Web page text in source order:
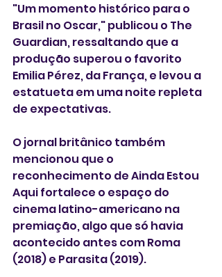
"Um momento histórico para o
Brasil no Oscar," publicou o The
Guardian, ressaltando que a
produção superou o favorito
Emilia Pérez, da França, e levou a
estatueta em uma noite repleta
de expectativas.
O jornal britânico também
mencionou que o
reconhecimento de Ainda Estou
Aqui fortalece o espaço do
cinema latino-americano na
premiação, algo que só havia
acontecido antes com Roma
(2018) e Parasita (2019).